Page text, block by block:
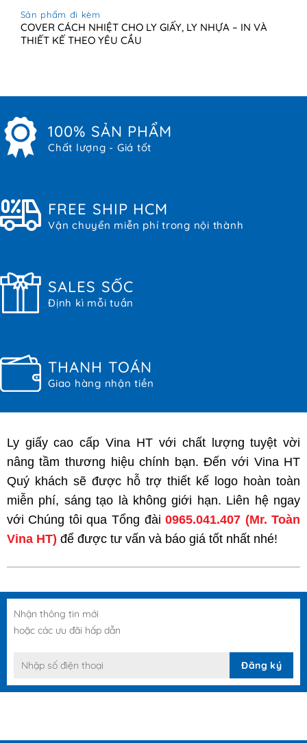
Sản phẩm đi kèm
COVER CÁCH NHIỆT CHO LY GIẤY, LY NHỰA – IN VÀ
THIẾT KẾ THEO YÊU CẦU
100% SẢN PHẨM
Chất lượng - Giá tốt
FREE SHIP HCM
Vận chuyển miễn phí trong nội thành
SALES SỐC
Định kì mỗi tuần
THANH TOÁN
Giao hàng nhận tiền
Ly giấy cao cấp Vina HT với chất lượng tuyệt vời
nâng tầm thương hiệu chính bạn. Đến với Vina HT
Quý khách sẽ được hỗ trợ thiết kế logo hoàn toàn
miễn phí, sáng tạo là không giới hạn. Liên hệ ngay
với Chúng tôi qua Tổng đài0965.041.407 (Mr. Toàn
Vina HT) để được tư vấn và báo giá tốt nhất nhé!
Nhận thông tin mới
hoặc các ưu đãi hấp dẫn